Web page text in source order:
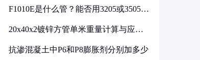
F1010E是什么管？能否用3205或3505代
20x40x2镀锌方管单米重量计算与应用
抗渗混凝土中P6和P8膨胀剂分别加多少